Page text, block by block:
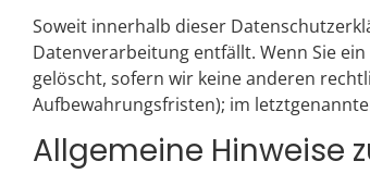
Soweit innerhalb dieser
Datenverarbeitung entfällt. Wenn Sie
gelöscht, sofern wir keine anderen
Aufbewahrungsfristen); im
Allgemeine Hinweise